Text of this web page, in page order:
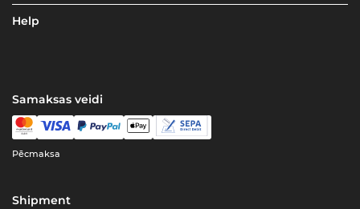
Help
Samaksas veidi
Pēcmaksa
Shipment